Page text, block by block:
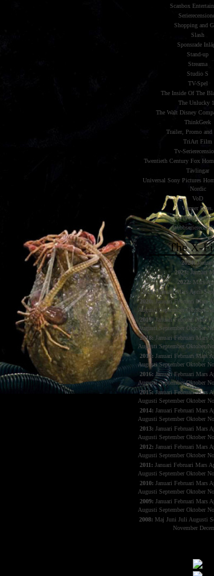
Scanbox
Shopping and
Slash
Sponsrade
Stand-up
Streama
Studio S
TV-Spel
The Inside Of The
The Unlucky
The Walt Disney
ThinkGeek
Trailer, Promo and
TriArt Film
Tv-
Twentieth Century Fox
Tävlingar
Universal Sony Pictures
Nordic
VoD
Warner Bros.
Webbserier
The X-
2024: Januari
2023: Januari
2022: Mars
2021: Januari Mars April
2020: Januari Februari Mars
Augusti September Oktober
2019: Januari Februari Mars
Augusti September Oktober
2018: Januari Februari Mars
Augusti September Oktober
2017: Januari Februari Mars
Augusti September Oktober
2016: Januari Februari Mars
Augusti September Oktober
2015: Januari Februari Mars
Augusti September Oktober
2014: Januari Februari Mars
Augusti September Oktober
2013: Januari Februari Mars
Augusti September Oktober
2012: Januari Februari Mars
Augusti September Oktober
2011: Januari Februari Mars
Augusti September Oktober
2010: Januari Februari Mars
Augusti September Oktober
2009: Januari Februari Mars
Augusti September Oktober
2008: Maj Juni Juli Augusti
November